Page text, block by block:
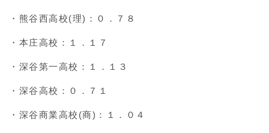
・熊谷西高校(理)：０．７８
・本庄高校：１．１７
・深谷第一高校：１．１３
・深谷高校：０．７１
・深谷商業高校(商)：１．０４